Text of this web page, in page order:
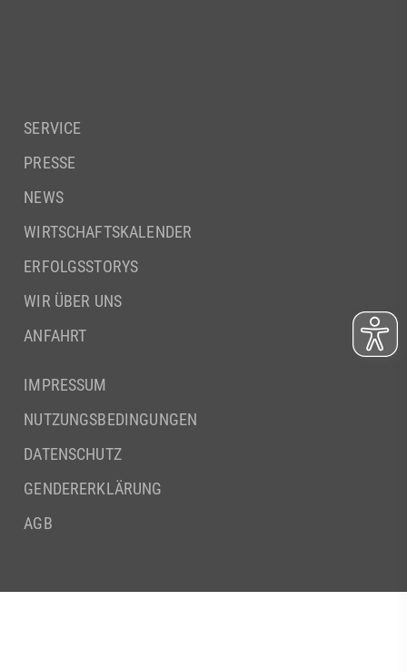
SERVICE
PRESSE
NEWS
WIRTSCHAFTSKALENDER
ERFOLGSSTORYS
WIR ÜBER UNS
ANFAHRT
IMPRESSUM
NUTZUNGSBEDINGUNGEN
DATENSCHUTZ
GENDERERKLÄRUNG
AGB